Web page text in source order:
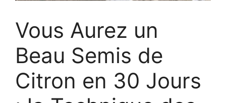
Vous Aurez un
Beau Semis de
Citron en 30 Jours